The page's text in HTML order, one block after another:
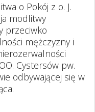
o Pokój z o. J.
modlitwy
przeciwko
mężczyzny i
Cystersów pw.
odbywającej się w